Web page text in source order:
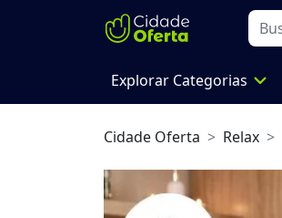
Explorar Categorias expand_more
Cidade Oferta Relax